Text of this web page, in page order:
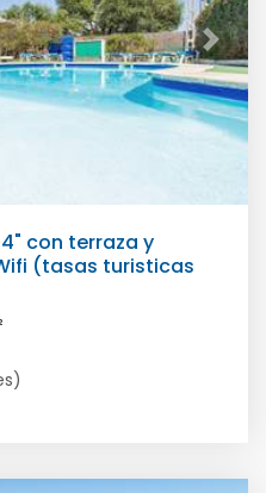
con terraza y
(tasas turisticas